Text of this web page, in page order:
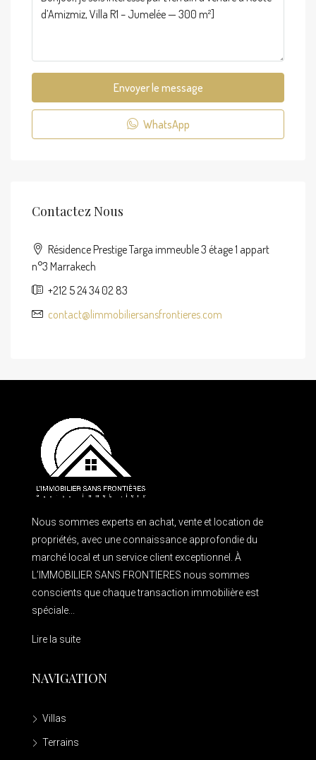
Envoyer le message
WhatsApp
Contactez Nous
Résidence Prestige Targa immeuble 3 étage 1 appart
n°3 Marrakech
+212 5 24 34 02 83
contact@limmobiliersansfrontieres.com
Nous sommes experts en achat, vente et location de
propriétés, avec une connaissance approfondie du
marché local et un service client exceptionnel. À
L’IMMOBILIER SANS FRONTIERES nous sommes
conscients que chaque transaction immobilière est
spéciale...
Lire la suite
NAVIGATION
Villas
Terrains